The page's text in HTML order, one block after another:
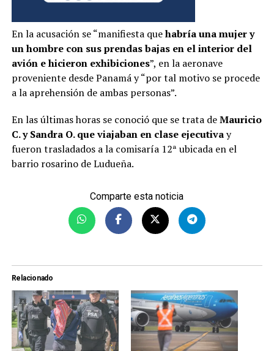
En la acusación se “manifiesta quehabría una mujer y
un hombre con sus prendas bajas en el interior del
avión e hicieron exhibiciones”, en la aeronave
proveniente desde Panamá y “por tal motivo se procede
a la aprehensión de ambas personas”.
En las últimas horas se conoció que se trata deMauricio
C. y Sandra O. que viajaban en clase ejecutivay
fueron trasladados a la comisaría 12ª ubicada en el
barrio rosarino de Ludueña.
Comparte esta noticia
Relacionado